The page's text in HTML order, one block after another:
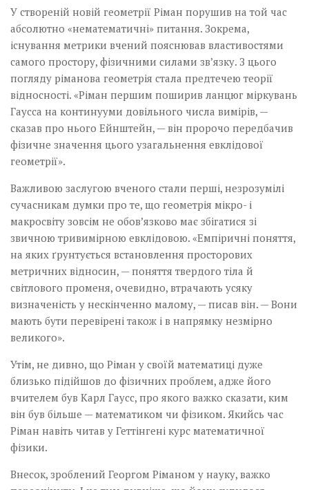
У створеній новій геометрії Ріман порушив на той час
абсолютно «нематематичні» питання. Зокрема,
існування метрики вчений пояснював властивостями
самого простору, фізичними силами зв’язку. З цього
погляду ріманова геометрія стала предтечею теорії
відносності. «Ріман першим поширив ланцюг міркувань
Гаусса на континууми довільного числа вимірів, —
сказав про нього Ейнштейн, — він пророчо передбачив
фізичне значення цього узагальнення евклідової
геометрії».
Важливою заслугою вченого стали перші, незрозумілі
сучасникам думки про те, що геометрія мікро- і
макросвіту зовсім не обов’язково має збігатися зі
звичною тривимірною евклідовою. «Емпіричні поняття,
на яких ґрунтується встановлення­ просторових
метричних відносин, — поняття твердого тіла й
світлового променя, очевидно, втрачають усяку
визначеність у нескінченно малому, — писав він. — Вони
мають бути перевірені також і в напрямку незмірно
великого».
Утім, не дивно, що Ріман у своїй математиці дуже
близько підійшов до фізичних проблем, адже його
вчителем був Карл Гаусс, про якого важко сказати, ким
він був більше — математиком чи фізиком. Якийсь час
Ріман навіть читав у Геттінгені курс математичної
фізики.
Внесок, зроблений Георгом Ріманом у науку, важко